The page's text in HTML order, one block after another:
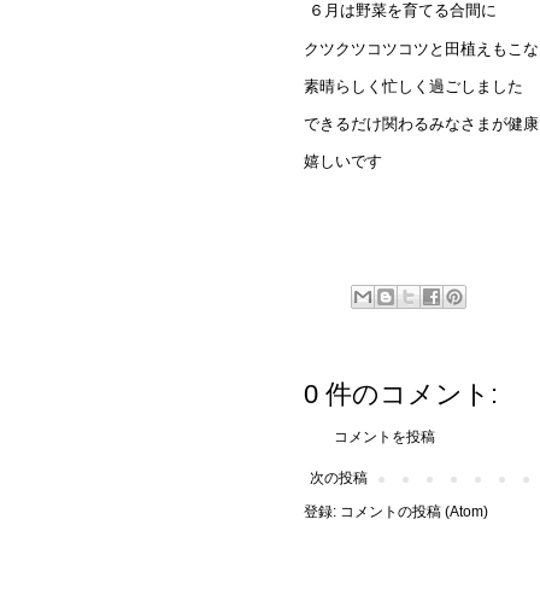
６月は野菜を育てる合間に
クツクツコツコツと田植えもこ
素晴らしく忙しく過ごしました
できるだけ関わるみなさまが健
嬉しいです
0 件のコメント:
コメントを投稿
次の投稿
登録: コメントの投稿 (Atom)